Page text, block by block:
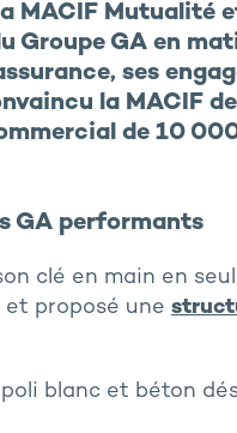
MACIF Mutualité
Groupe GA en
ses
la MACIF
de 10 000
GA performants
clé en main en
proposé une
blanc et béton